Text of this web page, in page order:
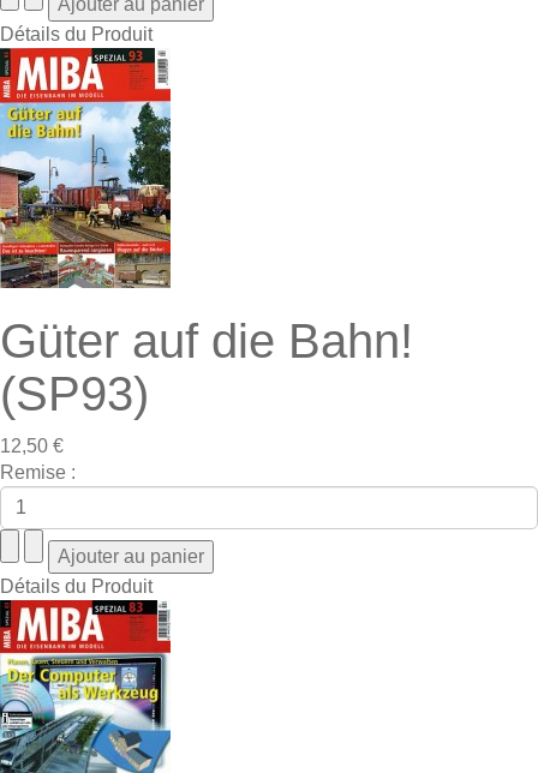
Détails du Produit
Güter auf die Bahn!
(SP93)
12,50 €
Remise :
Détails du Produit